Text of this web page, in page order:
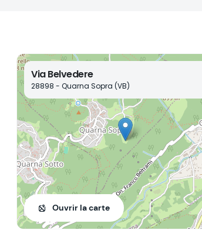
Via Belvedere
28898 - Quarna Sopra (VB)
Ouvrir la carte